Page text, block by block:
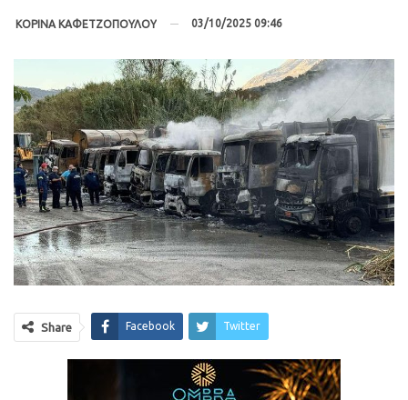
ΚΟΡΙΝΑ ΚΑΦΕΤΖΟΠΟΥΛΟΥ 03/10/2025 09:46
Share Facebook Twitter